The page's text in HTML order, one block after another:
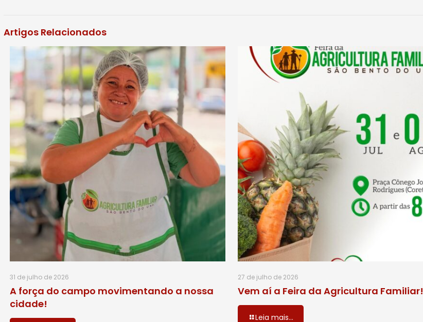
Artigos Relacionados
31 de julho de 2026
A força do campo movimentando a nossa
cidade!
27 de julho de 2026
Vem aí a Feira da Agricultura Familiar!
Leia mais...